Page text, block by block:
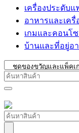
เครื่องประดับ
อาหารและเครื่
เกมและคอนโ
บ้านและที่อยู่อ